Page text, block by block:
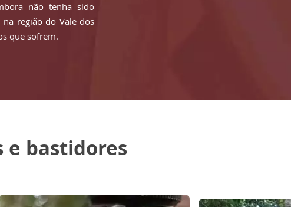
não tenha sido
região do Vale dos
que sofrem.
e bastidores